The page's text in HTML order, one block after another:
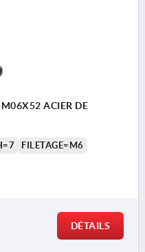
ACIER DE
FILETAGE=M6
DÉTAILS